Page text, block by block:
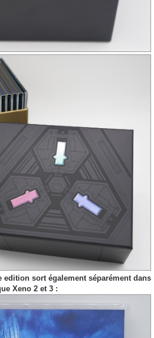
sort également séparément dans
Xeno 2 et 3 :